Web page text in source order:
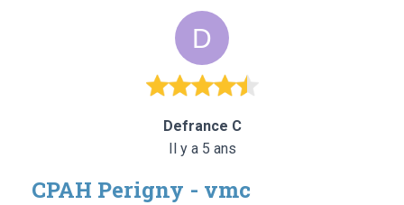
Defrance C
Il y a 5 ans
CPAH Perigny - vmc